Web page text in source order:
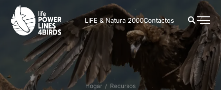
LIFE & Natura 2000Contactos
Hogar Recursos